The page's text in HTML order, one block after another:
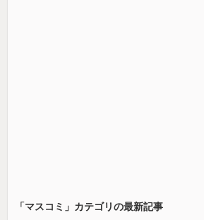
「マスコミ」カテゴリの最新記事